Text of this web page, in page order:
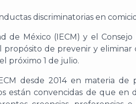
de México (IECM) y el
propósito de prevenir y
próximo 1 de julio.
desde 2014 en materia
están convencidas de que en